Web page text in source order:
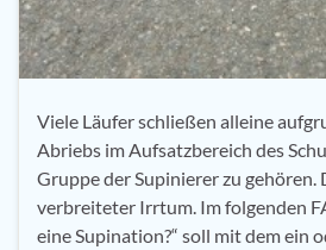
Viele Läufer schließen alleine
Abriebs im Aufsatzbereich des
Gruppe der Supinierer zu gehören.
verbreiteter Irrtum. Im folgenden
eine Supination?“ soll mit dem ein